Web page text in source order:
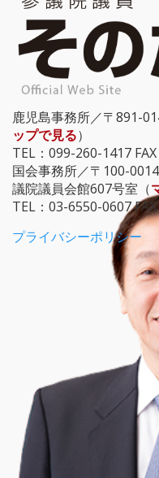
鹿児島事務所／〒891-
ップで見る）
TEL：099-260-1417
国会事務所／〒100-
議院議員会館607号室（
TEL：03-6550-0607
プライバシーポリシー